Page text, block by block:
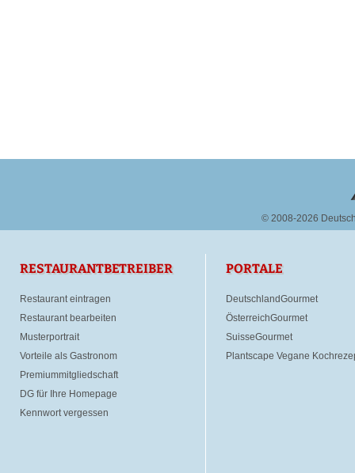
© 2008-2026
RESTAURANTBETREIBER
Restaurant eintragen
Restaurant bearbeiten
Musterportrait
Vorteile als Gastronom
Premiummitgliedschaft
DG für Ihre Homepage
Kennwort vergessen
PORTALE
DeutschlandGourmet
ÖsterreichGourmet
SuisseGourmet
Plantscape Vegane